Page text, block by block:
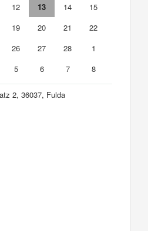
12 13 14
15
19 20 21
22
26 27 28
1
5 6 7 8
2, 36037, Fulda